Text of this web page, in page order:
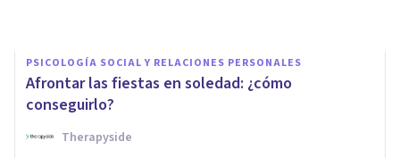
PSICOLOGÍA SOCIAL Y RELACIONES PERSONALES
Afrontar las fiestas en soledad: ¿cómo
conseguirlo?
Therapyside